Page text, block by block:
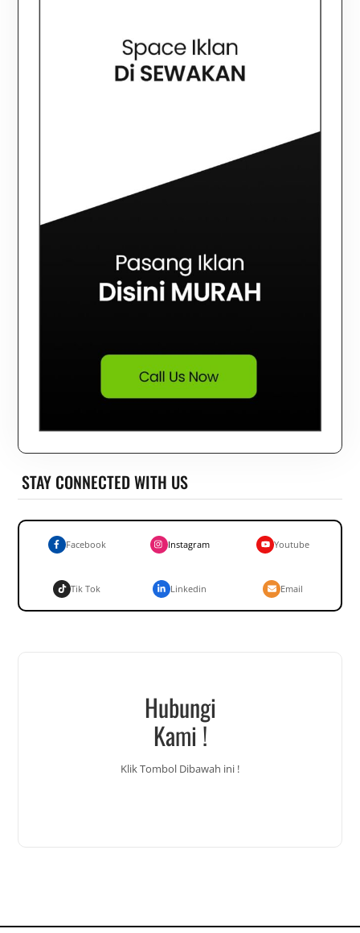
STAY CONNECTED WITH US
Facebook Instagram Youtube
Tik Tok Linkedin Email
Hubungi
Kami !
Klik Tombol Dibawah ini !